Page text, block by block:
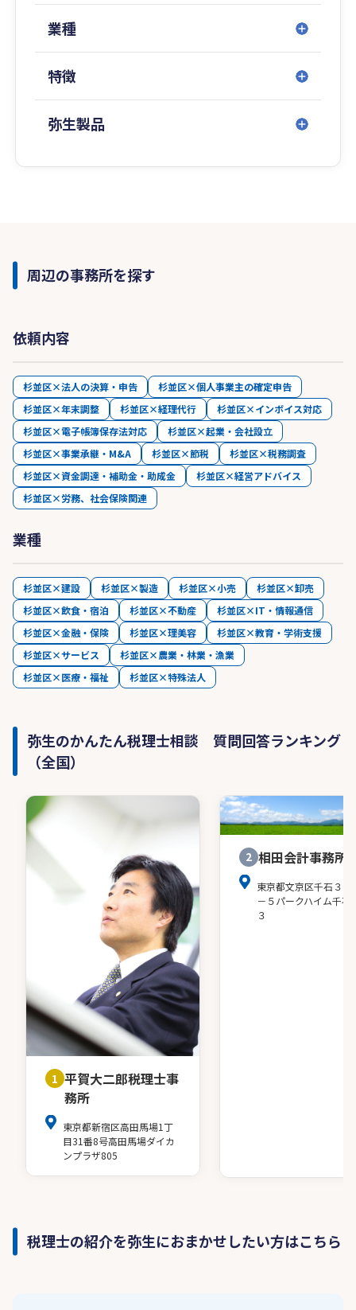
業種
特徴
弥生製品
周辺の事務所を探す
依頼内容
杉並区×法人の決算・申告
杉並区×個人事業主の確定申告
杉並区×年末調整
杉並区×経理代行
杉並区×インボイス対応
杉並区×電子帳簿保存法対応
杉並区×起業・会社設立
杉並区×事業承継・M&A
杉並区×節税
杉並区×税務調査
杉並区×資金調達・補助金・助成金
杉並区×経営アドバイス
杉並区×労務、社会保険関連
業種
杉並区×建設 杉並区×製造 杉並区×小売
杉並区×卸売
杉並区×飲食・宿泊
杉並区×不動産
杉並区×IT・情報通信
杉並区×金融・保険
杉並区×理美容
杉並区×教育・学術支援
杉並区×サービス
杉並区×農業・林業・漁業
杉並区×医療・福祉
杉並区×特殊法人
弥生のかんたん税理士相談 質問回答ランキング
（全国）
1 平賀大二郎税理士事
務所
東京都新宿区高田馬場1丁
目31番8号高田馬場ダイカ
ンプラザ805
2 相田会計事務所
東京都文京区千石３－
－５パークハイム千石
３
税理士の紹介を弥生におまかせしたい方はこちら